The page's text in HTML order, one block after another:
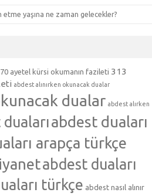
yaşına ne zaman gelecekler?
ayetel kürsi okumanın fazileti 313
abdest alınırken okunacak dualar
dualar abdest alırken
abdest duaları
arapça türkçe
abdest duaları
türkçe abdest nasıl alınır